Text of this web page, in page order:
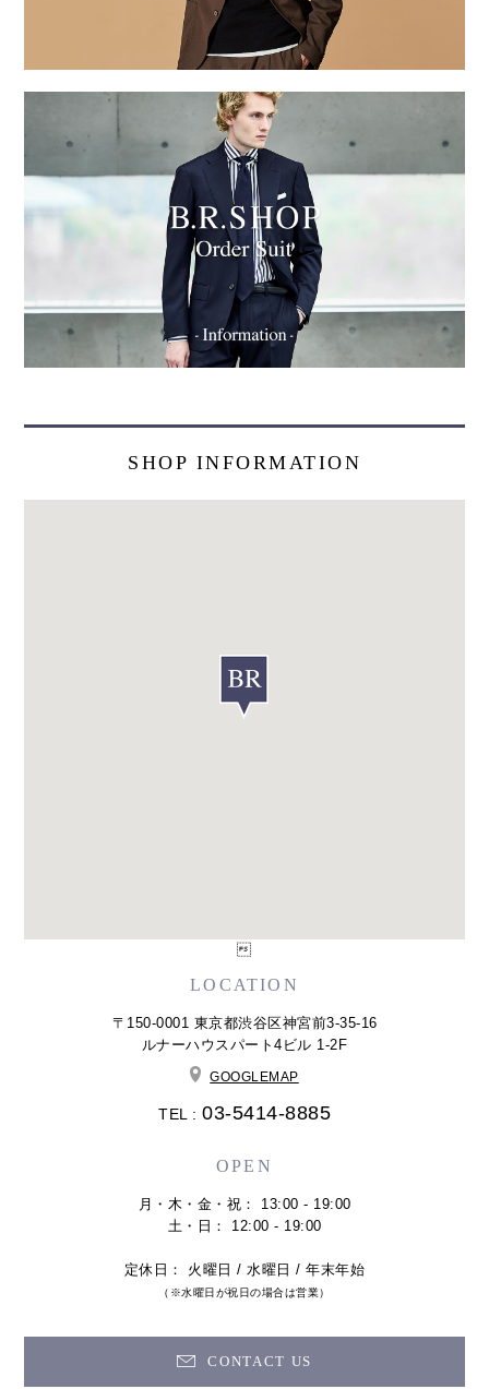
SHOP INFORMATION
LOCATION
〒150-0001 東京都渋谷区神宮前3-35-16
ルナーハウスパート4ビル 1-2F
GOOGLEMAP
TEL : 03-5414-8885
OPEN
月・木・金・祝： 13:00 - 19:00
土・日： 12:00 - 19:00
定休日： 火曜日 / 水曜日 / 年末年始
（※水曜日が祝日の場合は営業）
CONTACT US